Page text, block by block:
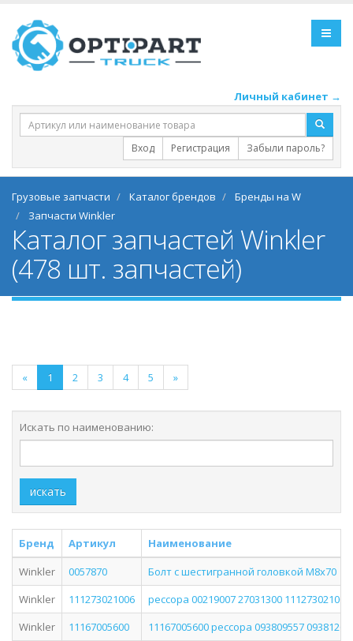
Личный кабинет →
Вход Регистрация Забыли пароль?
Грузовые запчасти Каталог брендов
Бренды на W
Запчасти Winkler
Каталог запчастей Winkler
(478 шт. запчастей)
« 1 2 3 4 5 »
Искать по наименованию:
искать
Бренд Артикул
Наименование
Winkler
0057870
Болт с шестигранной головкой M8х70
Winkler
111273021006
рессора 00219007 27031300 111273021006
Winkler
11167005600
11167005600 рессора 093809557